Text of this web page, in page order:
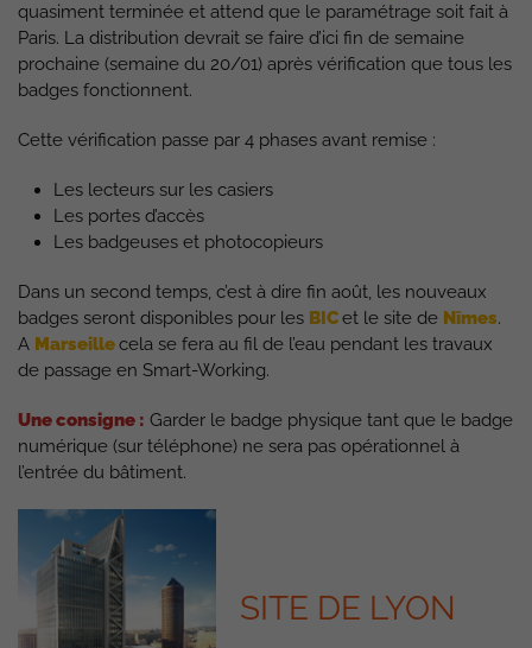
quasiment terminée et attend que le paramétrage soit fait à
Paris. La distribution devrait se faire d’ici fin de semaine
prochaine (semaine du 20/01) après vérification que tous les
badges fonctionnent.
Cette vérification passe par 4 phases avant remise :
Les lecteurs sur les casiers
Les portes d’accès
Les badgeuses et photocopieurs
Dans un second temps, c’est à dire fin août, les nouveaux
badges seront disponibles pour les BICet le site de Nîmes.
A Marseillecela se fera au fil de l’eau pendant les travaux
de passage en Smart-Working.
Une consigne : Garder le badge physique tant que le badge
numérique (sur téléphone) ne sera pas opérationnel à
l’entrée du bâtiment.
SITE DE LYON